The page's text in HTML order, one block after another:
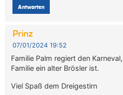
Antworten
Prinz
07/01/2024 19:52
Familie Palm regiert den
Familie ein alter Brösler ist.
Viel Spaß dem Dreigestirn